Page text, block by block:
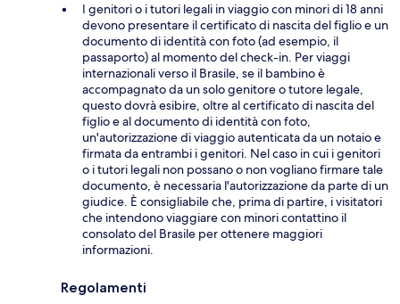
I genitori o i tutori legali in viaggio con minori di 18 anni
devono presentare il certificato di nascita del figlio e un
documento di identità con foto (ad esempio, il
passaporto) al momento del check-in. Per viaggi
internazionali verso il Brasile, se il bambino è
accompagnato da un solo genitore o tutore legale,
questo dovrà esibire, oltre al certificato di nascita del
figlio e al documento di identità con foto,
un'autorizzazione di viaggio autenticata da un notaio e
firmata da entrambi i genitori. Nel caso in cui i genitori
o i tutori legali non possano o non vogliano firmare tale
documento, è necessaria l'autorizzazione da parte di un
giudice. È consigliabile che, prima di partire, i visitatori
che intendono viaggiare con minori contattino il
consolato del Brasile per ottenere maggiori
informazioni.
Regolamenti